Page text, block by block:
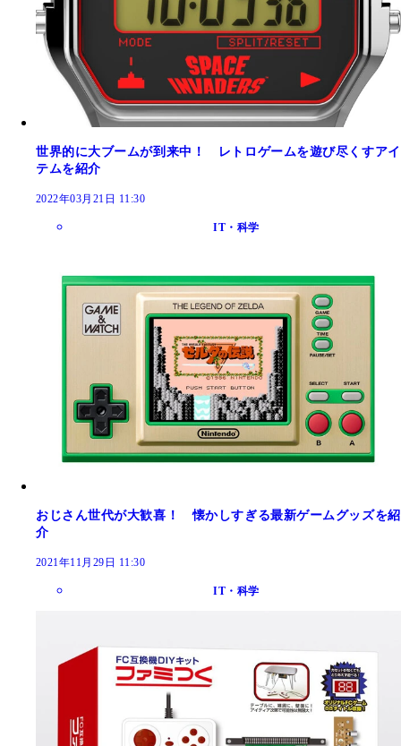
世界的に大ブームが到来中！ レトロゲームを遊び尽くすアイ
テムを紹介
2022年03月21日 11:30
IT・科学
おじさん世代が大歓喜！ 懐かしすぎる最新ゲームグッズを紹
介
2021年11月29日 11:30
IT・科学